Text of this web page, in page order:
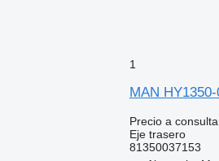
1
MAN
Precio a
Eje trasero
81350037153